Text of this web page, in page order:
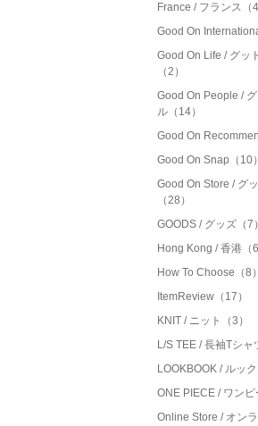
France / フランス（4
Good On
Good On Life / グッ
（2）
Good On People /
ル（14）
Good On
Good On Snap（10）
Good On Store / グ
（28）
GOODS / グッズ（7）
Hong Kong / 香港（6
How To Choose（8）
ItemReview（17）
KNIT / ニット（3）
L/S TEE / 長袖Tシャ
LOOKBOOK / ルッ
ONE PIECE / ワンピ
Online Store / オン